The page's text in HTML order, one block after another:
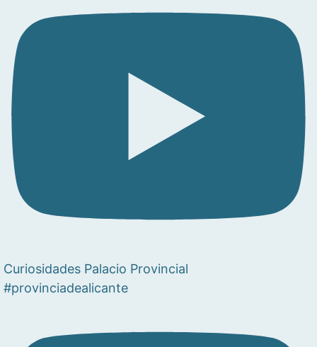
Curiosidades Palacio Provincial
#provinciadealicante